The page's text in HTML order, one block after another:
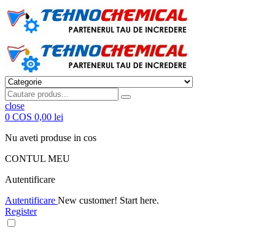
close
0 COS 0,00 lei
Nu aveti produse in cos
CONTUL MEU
Autentificare
Autentificare New customer! Start here.
Register